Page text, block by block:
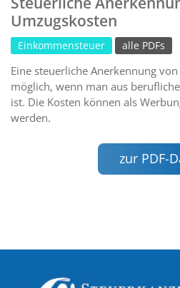
Umzugskosten
Einkommensteuer alle PDFs
Eine steuerliche Anerkennung
möglich, wenn man aus
ist. Die Kosten können als
werden.
zur PDF-